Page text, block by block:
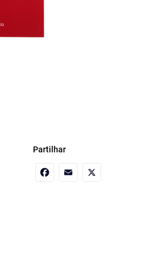
Partilhar